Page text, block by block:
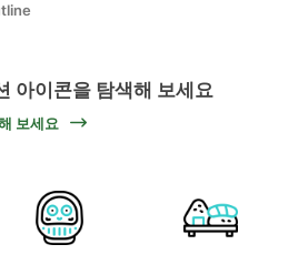
아이콘을 탐색해 보세요
보세요